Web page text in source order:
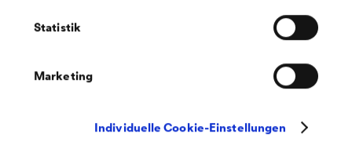
Statistik
Marketing
Individuelle Cookie-Einstellungen